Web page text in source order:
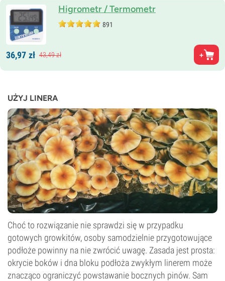
Higrometr / Termometr
891
36,97 zł 43,49zł
UŻYJ LINERA
Choć to rozwiązanie nie sprawdzi się w przypadku
gotowych growkitów, osoby samodzielnie przygotowujące
podłoże powinny na nie zwrócić uwagę. Zasada jest prosta:
okrycie boków i dna bloku podłoża zwykłym linerem może
znacząco ograniczyć powstawanie bocznych pinów. Sam